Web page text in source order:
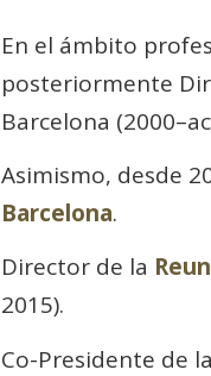
En el ámbito
posteriormente
Barcelona
Asimismo, desde
Barcelona.
Director de la
2015).
Co-Presidente de